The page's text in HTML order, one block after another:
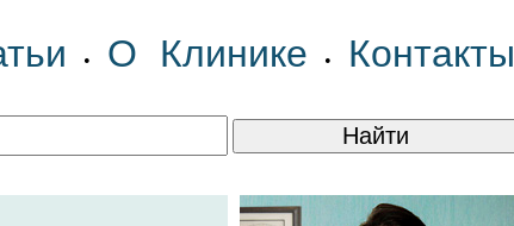
• О Клинике • Контакты